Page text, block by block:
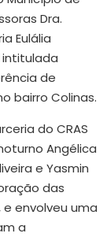
Dra.
Eulália
intitulada
de
bairro Colinas.
do CRAS
Angélica
e Yasmin
das
envolveu uma
a